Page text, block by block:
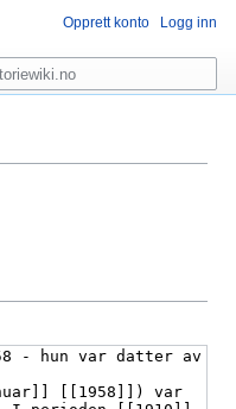
Opprett konto Logg inn